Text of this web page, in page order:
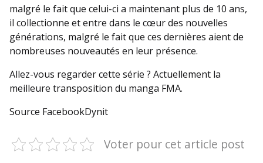
malgré le fait que celui-ci a maintenant plus de 10 ans,
il collectionne et entre dans le cœur des nouvelles
générations, malgré le fait que ces dernières aient de
nombreuses nouveautés en leur présence.
Allez-vous regarder cette série ? Actuellement la
meilleure transposition du manga FMA.
Source FacebookDynit
Voter pour cet article post